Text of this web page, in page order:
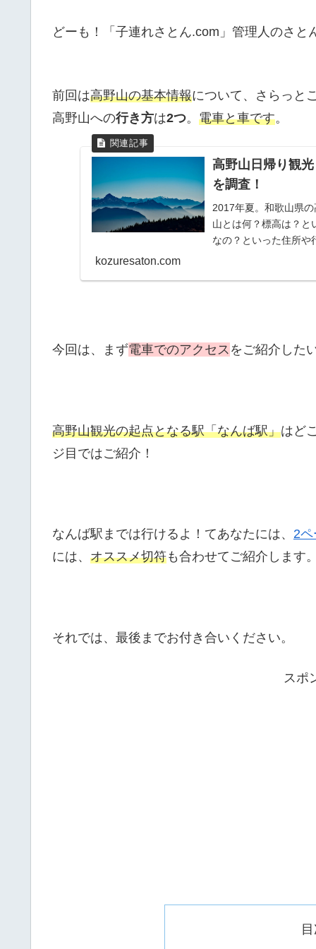
どーも！「子連れさとん.com」管理人のさと
前回は高野山の基本情報について、さらっと
高野山への行き方は2つ。 電車と車です。
高野山日帰り観
を調査！
2017年夏。和歌山県
山とは何？標高は？と
なの？といった住所や
kozuresaton.com
今回は、まず電車でのアクセス をご紹介した
高野山観光の起点となる駅「なんば駅」はど
ジ目ではご紹介！
なんば駅までは行けるよ！てあなたには、 2
には、 オススメ切符も合わせてご紹介します
それでは、最後までお付き合いください。
スポ